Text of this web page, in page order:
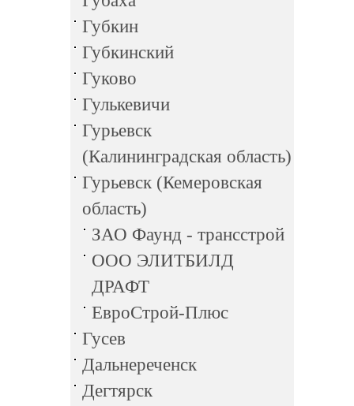
Губкин
Губкинский
Гуково
Гулькевичи
Гурьевск
(Калининградская область)
Гурьевск (Кемеровская
область)
ЗАО Фаунд - трансстрой
ООО ЭЛИТБИЛД
ДРАФТ
ЕвроСтрой-Плюс
Гусев
Дальнереченск
Дегтярск